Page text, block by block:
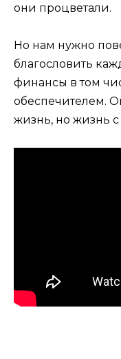
они процветали.
Но нам нужно
благословить
финансы в том
обеспечителем.
жизнь, но жизнь